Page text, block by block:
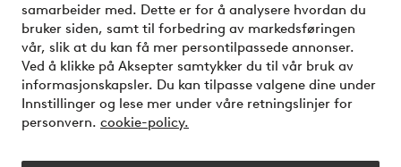
samarbeider med. Dette er for å analysere hvordan du
bruker siden, samt til forbedring av markedsføringen
vår, slik at du kan få mer persontilpassede annonser.
Ved å klikke på Aksepter samtykker du til vår bruk av
informasjonskapsler. Du kan tilpasse valgene dine under
Innstillinger og lese mer under våre retningslinjer for
personvern. cookie-policy.
Sikre betalinger - Betal direkte eller del opp
Vil du vite mer om våre betalingsalternativer?
elpy